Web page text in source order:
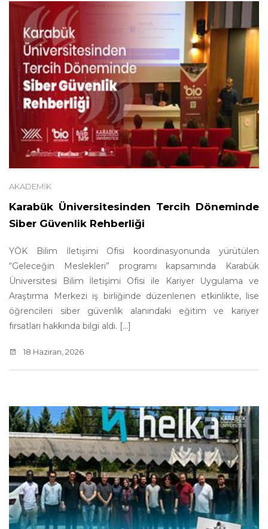
AKADEMIK
Karabük Üniversitesinden Tercih Döneminde
Siber Güvenlik Rehberliği
YÖK Bilim İletişimi Ofisi koordinasyonunda yürütülen
“Geleceğin Meslekleri” programı kapsamında Karabük
Üniversitesi Bilim İletişimi Ofisi ile Kariyer Uygulama ve
Araştırma Merkezi iş birliğinde düzenlenen etkinlikte, lise
öğrencileri siber güvenlik alanındaki eğitim ve kariyer
fırsatları hakkında bilgi aldı. [...]
18 Haziran, 2026